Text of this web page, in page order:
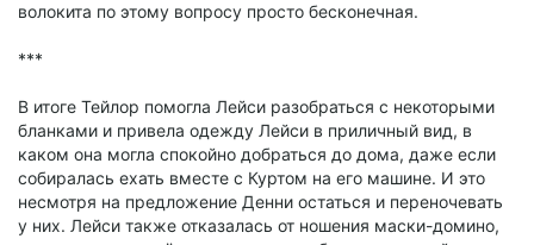
волокита по этому вопросу просто бесконечная.
***
В итоге Тейлор помогла Лейси разобраться с некоторыми
бланками и привела одежду Лейси в приличный вид, в
каком она могла спокойно добраться до дома, даже если
собиралась ехать вместе с Куртом на его машине. И это
несмотря на предложение Денни остаться и переночевать
у них. Лейси также отказалась от ношения маски-домино,